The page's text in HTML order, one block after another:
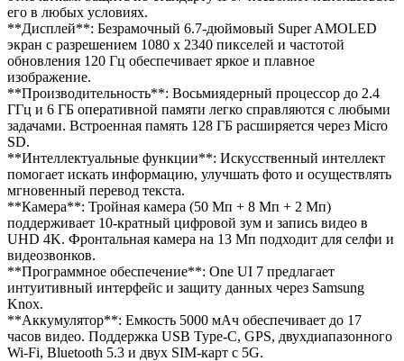
его в любых условиях.
**Дисплей**: Безрамочный 6.7-дюймовый Super AMOLED
экран с разрешением 1080 x 2340 пикселей и частотой
обновления 120 Гц обеспечивает яркое и плавное
изображение.
**Производительность**: Восьмиядерный процессор до 2.4
ГГц и 6 ГБ оперативной памяти легко справляются с любыми
задачами. Встроенная память 128 ГБ расширяется через Micro
SD.
**Интеллектуальные функции**: Искусственный интеллект
помогает искать информацию, улучшать фото и осуществлять
мгновенный перевод текста.
**Камера**: Тройная камера (50 Мп + 8 Мп + 2 Мп)
поддерживает 10-кратный цифровой зум и запись видео в
UHD 4K. Фронтальная камера на 13 Мп подходит для селфи и
видеозвонков.
**Программное обеспечение**: One UI 7 предлагает
интуитивный интерфейс и защиту данных через Samsung
Knox.
**Аккумулятор**: Емкость 5000 мАч обеспечивает до 17
часов видео. Поддержка USB Type-C, GPS, двухдиапазонного
Wi-Fi, Bluetooth 5.3 и двух SIM-карт с 5G.